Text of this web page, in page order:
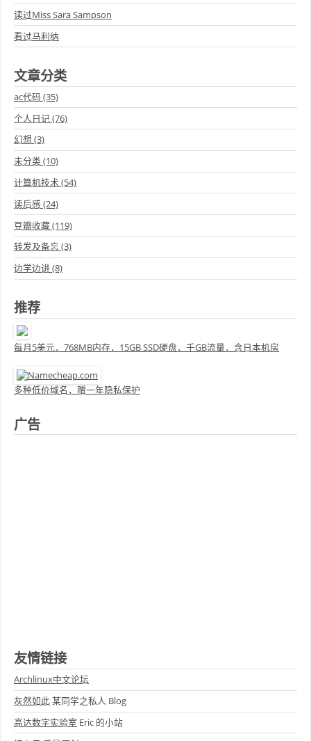
读过Miss Sara Sampson
看过马利纳
文章分类
ac代码 (35)
个人日记 (76)
幻想 (3)
未分类 (10)
计算机技术 (54)
读后感 (24)
豆瓣收藏 (119)
转发及备忘 (3)
边学边讲 (8)
推荐
每月5美元，768MB内存，15GB SSD硬盘，千GB流量，含日本机房
多种低价域名，赠一年隐私保护
广告
友情链接
Archlinux中文论坛
灰然如此某同学之私人 Blog
高达数字实验室 Eric 的小站